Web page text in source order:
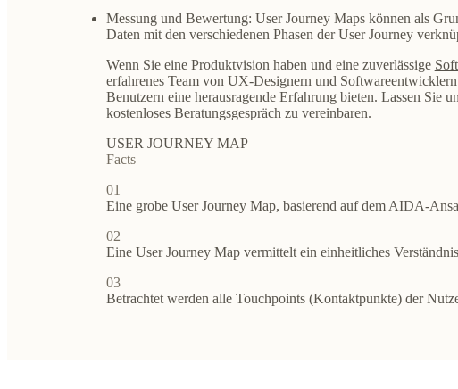
Messung und Bewertung: User Journey Maps können als
Daten mit den verschiedenen Phasen der User Journey
Wenn Sie eine Produktvision haben und eine zuverlässige
erfahrenes Team von UX-Designern und
Benutzern eine herausragende Erfahrung bieten. Lassen Sie
kostenloses Beratungsgespräch zu vereinbaren.
USER JOURNEY MAP
Facts
01
Eine grobe User Journey Map, basierend auf dem AIDA-
02
Eine User Journey Map vermittelt ein einheitliches
03
Betrachtet werden alle Touchpoints (Kontaktpunkte) der